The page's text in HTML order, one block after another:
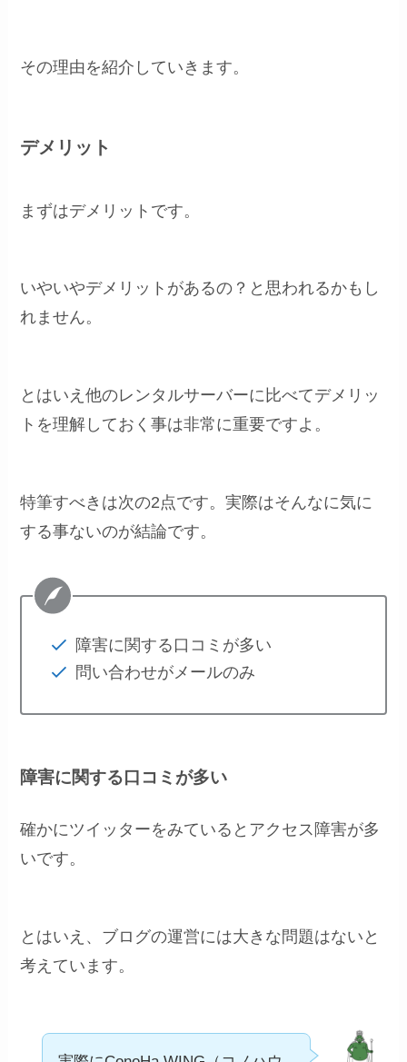
その理由を紹介していきます。
デメリット
まずはデメリットです。
いやいやデメリットがあるの？と思われるかもし
れません。
とはいえ他のレンタルサーバーに比べてデメリッ
トを理解しておく事は非常に重要ですよ。
特筆すべきは次の2点です。実際はそんなに気に
する事ないのが結論です。
障害に関する口コミが多い
問い合わせがメールのみ
障害に関する口コミが多い
確かにツイッターをみているとアクセス障害が多
いです。
とはいえ、ブログの運営には大きな問題はないと
考えています。